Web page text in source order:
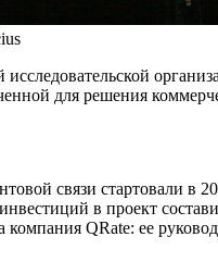
для решения
связи стартовали в
в проект
компания QRate: ее